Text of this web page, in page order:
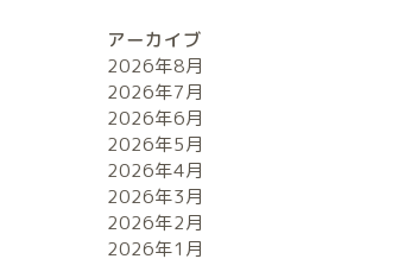
アーカイブ
2026年8月
2026年7月
2026年6月
2026年5月
2026年4月
2026年3月
2026年2月
2026年1月